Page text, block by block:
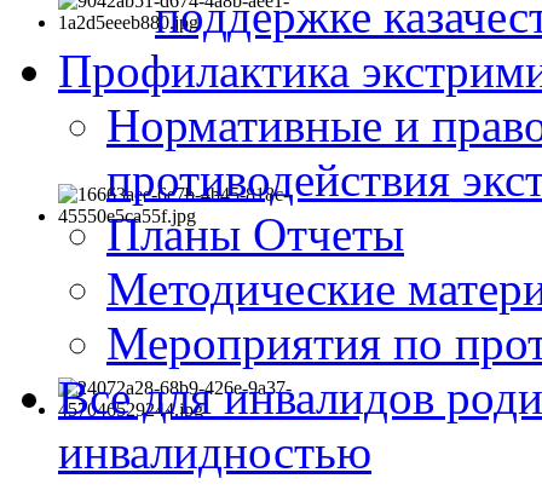
поддержке
Профилактика
Нормативные и
противодействия
Планы Отчеты
Методические
Мероприятия по
Все для инвалидов
инвалидностью